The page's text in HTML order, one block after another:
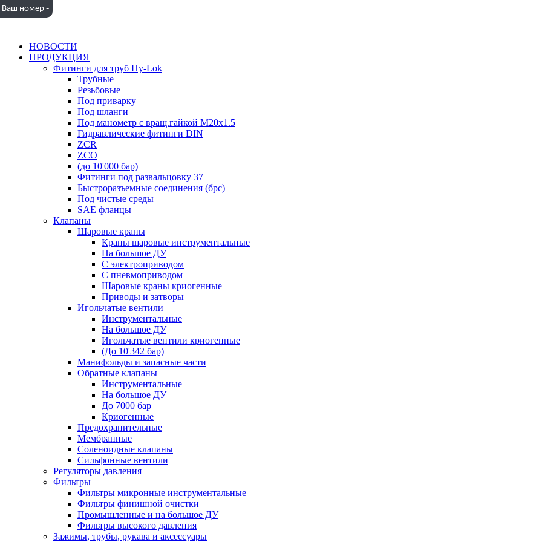
НОВОСТИ
ПРОДУКЦИЯ
Фитинги для труб Hy-Lok
Трубные
Резьбовые
Под приварку
Под шланги
Под манометр с вращ.гайкой M20x1.5
Гидравлические фитинги DIN
ZCR
ZCO
(до 10'000 бар)
Фитинги под развальцовку 37
Быстроразъемные соединения (брс)
Под чистые среды
SAE фланцы
Клапаны
Шаровые краны
Краны шаровые инструментальные
На большое ДУ
С электроприводом
С пневмоприводом
Шаровые краны криогенные
Приводы и затворы
Игольчатые вентили
Инструментальные
На большое ДУ
Игольчатые вентили криогенные
(До 10'342 бар)
Манифольды и запасные части
Обратные клапаны
Инструментальные
На большое ДУ
До 7000 бар
Криогенные
Предохранительные
Мембранные
Соленоидные клапаны
Сильфонные вентили
Регуляторы давления
Фильтры
Фильтры микронные инструментальные
Фильтры финишной очистки
Промышленные и на большое ДУ
Фильтры высокого давления
Зажимы, трубы, рукава и аксессуары
Ваш номер -